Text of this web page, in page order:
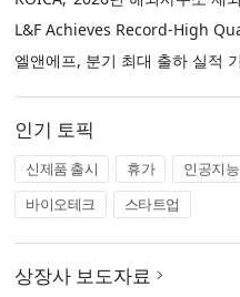
인기 토픽
신제품 출시 휴가
인공지능
바이오테크
스타트업
상장사 보도자료